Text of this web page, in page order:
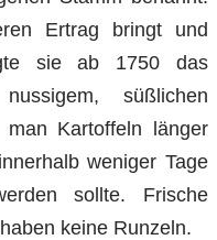
Ertrag bringt und
sie ab 1750 das
süßlichen
man Kartoffeln länger
weniger Tage
sollte. Frische
keine Runzeln.